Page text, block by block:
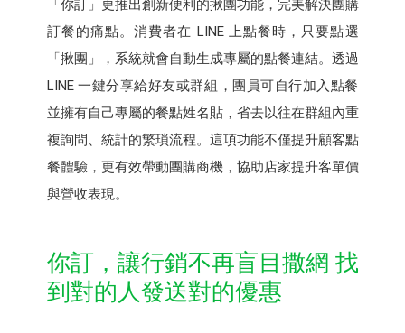
「你訂」更推出創新便利的揪團功能，完美解決團購
訂餐的痛點。消費者在 LINE 上點餐時，只要點選
「揪團」，系統就會自動生成專屬的點餐連結。透過
LINE 一鍵分享給好友或群組，團員可自行加入點餐
並擁有自己專屬的餐點姓名貼，省去以往在群組內重
複詢問、統計的繁瑣流程。這項功能不僅提升顧客點
餐體驗，更有效帶動團購商機，協助店家提升客單價
與營收表現。
你訂，讓行銷不再盲目撒網 找
到對的人發送對的優惠